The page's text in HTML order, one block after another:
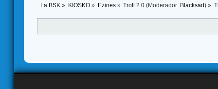
La BSK » KIOSKO» Ezines» Troll 2.0 (Moderador: Blacksad) »